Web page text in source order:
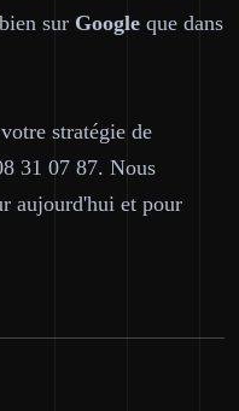
sur Google que dans
stratégie de
31 07 87. Nous
aujourd'hui et pour